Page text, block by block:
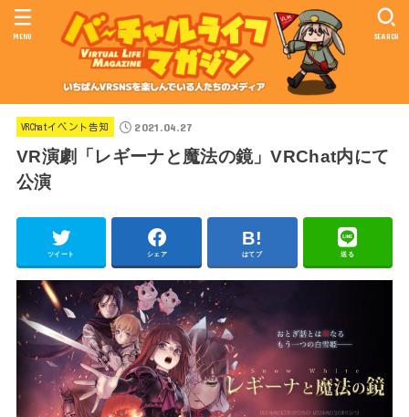
SEARCH
MENU
VRChatイベント告知 2021.04.27
VR演劇「レギーナと魔法の鏡」VRChat内にて
公演
ツイート シェア はてブ 送る